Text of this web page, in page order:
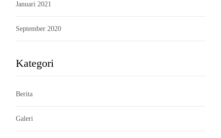
Januari 2021
September 2020
Kategori
Berita
Galeri